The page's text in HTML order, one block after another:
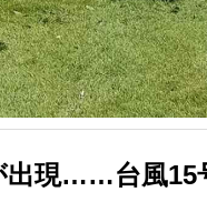
出現……台風15